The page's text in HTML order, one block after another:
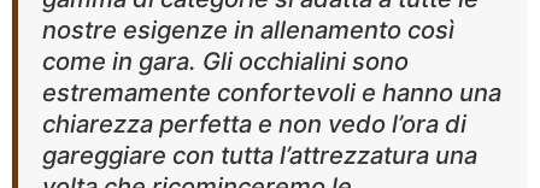
nostre esigenze in allenamento così
come in gara. Gli occhialini sono
estremamente confortevoli e hanno una
chiarezza perfetta e non vedo l’ora di
gareggiare con tutta l’attrezzatura una